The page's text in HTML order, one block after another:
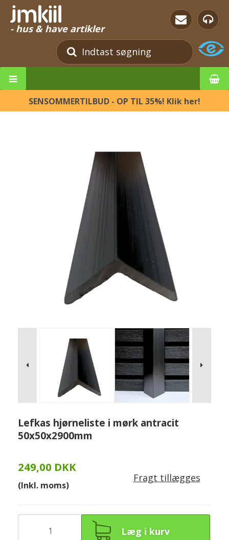
- hus & have artikler
SENSOMMERTILBUD - OP TIL 35%! Klik her!
Lefkas hjørneliste i mørk antracit
50x50x2900mm
249,00 DKK
(Inkl. moms)
Fragt tillægges
Læg i kurv